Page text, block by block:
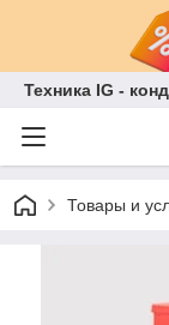
Техника IG -
Товары и